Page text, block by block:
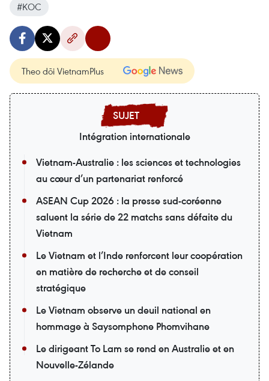
#KOC
Theo dõi VietnamPlus
Intégration internationale
Vietnam-Australie : les sciences et technologies
au cœur d’un partenariat renforcé
ASEAN Cup 2026 : la presse sud-coréenne
saluent la série de 22 matchs sans défaite du
Vietnam
Le Vietnam et l’Inde renforcent leur coopération
en matière de recherche et de conseil
stratégique
Le Vietnam observe un deuil national en
hommage à Saysomphone Phomvihane
Le dirigeant To Lam se rend en Australie et en
Nouvelle-Zélande